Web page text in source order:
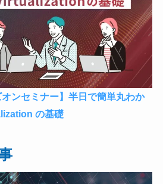
オンセミナー】半日で簡単丸わか
の基礎